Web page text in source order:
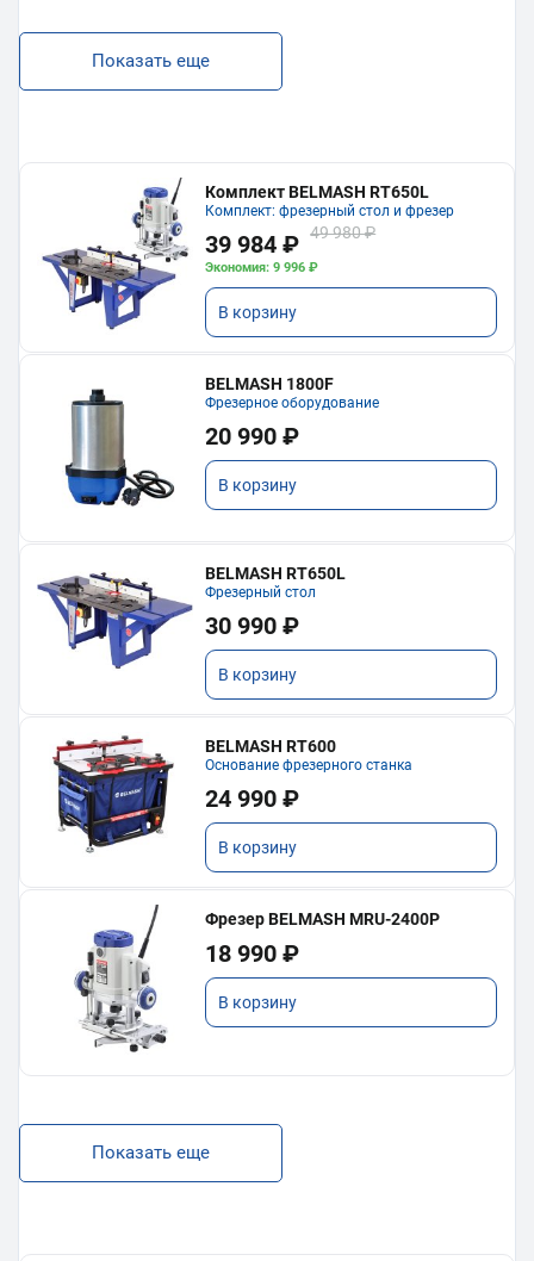
Показать еще
Комплект BELMASH RT650L
Комплект: фрезерный стол и фрезер
39 984 ₽ 49 980 ₽
Экономия: 9 996 ₽
В корзину
BELMASH 1800F
Фрезерное оборудование
20 990 ₽
В корзину
BELMASH RT650L
Фрезерный стол
30 990 ₽
В корзину
BELMASH RT600
Основание фрезерного станка
24 990 ₽
В корзину
Фрезер BELMASH MRU-2400P
18 990 ₽
В корзину
Показать еще